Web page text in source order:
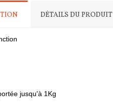
DÉTAILS DU PRODUIT
jusqu'à 1Kg